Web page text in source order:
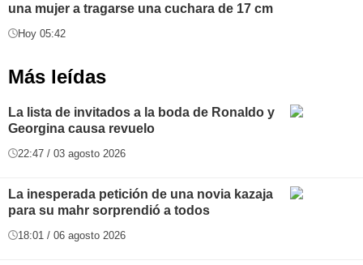
una mujer a tragarse una cuchara de 17 cm
Hoy 05:42
Más leídas
La lista de invitados a la boda de Ronaldo y
Georgina causa revuelo
22:47 / 03 agosto 2026
La inesperada petición de una novia kazaja
para su mahr sorprendió a todos
18:01 / 06 agosto 2026